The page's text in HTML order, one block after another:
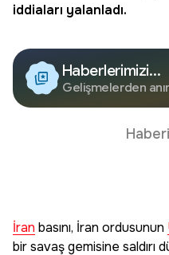
iddiaları yalanladı.
Haberlerimizi
Google'da
Edin
Gelişmelerden
İran basını, İran ordusunun
bir savaş gemisine saldırı